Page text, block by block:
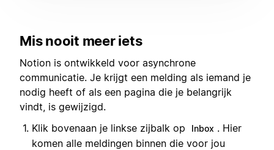
Mis nooit meer iets
Notion is ontwikkeld voor asynchrone
communicatie. Je krijgt een melding als iemand je
nodig heeft of als een pagina die je belangrijk
vindt, is gewijzigd.
Klik bovenaan je linkse zijbalk op
Inbox . Hier
komen alle meldingen binnen die voor jou